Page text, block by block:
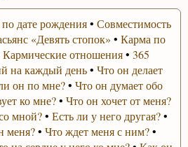
дате рождения• Совместимость
«Девять стопок» • Карма по
Кармические отношения•365
на каждый день• Что он делает
он по мне?•Что он думает обо
ко мне?• Что он хочет от меня?
мной?•Есть ли у него другая?•
меня?•Что ждет меня с ним?•